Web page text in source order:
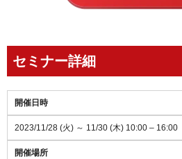
セミナー詳細
開催日時
2023/11/28 (火) ～ 11/30 (木) 10:00 – 16:00
開催場所